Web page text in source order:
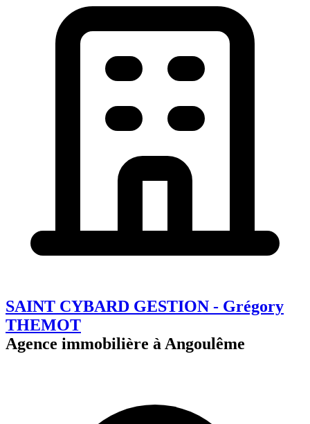
SAINT CYBARD GESTION - Grégory
THEMOT
Agence immobilière à Angoulême